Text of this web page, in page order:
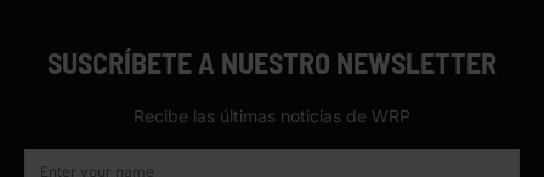
SUSCRÍBETE A NUESTRO NEWSLETTER
Recibe las últimas noticias de WRP